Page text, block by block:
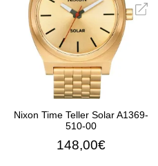
Nixon Time Teller Solar A1369-
510-00
148,00€